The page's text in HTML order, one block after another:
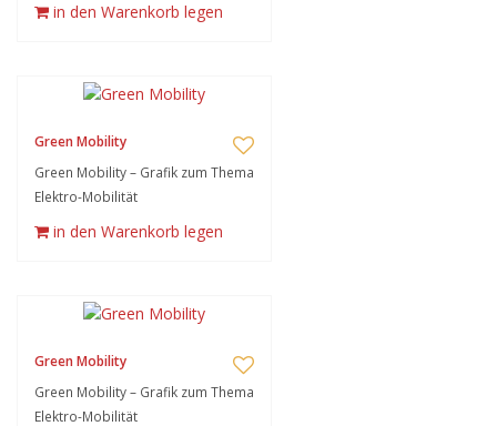
in den Warenkorb legen
Green Mobility
Green Mobility – Grafik zum Thema
Elektro-Mobilität
in den Warenkorb legen
Green Mobility
Green Mobility – Grafik zum Thema
Elektro-Mobilität